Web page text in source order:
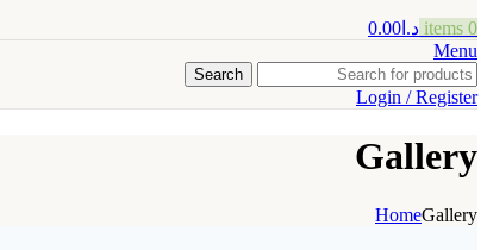
0
items د.ا 0.00
Menu
Search
Login / Register
Gallery
HomeGallery